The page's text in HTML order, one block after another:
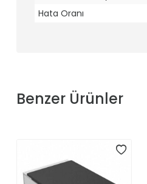
Hata Oranı
Benzer Ürünler